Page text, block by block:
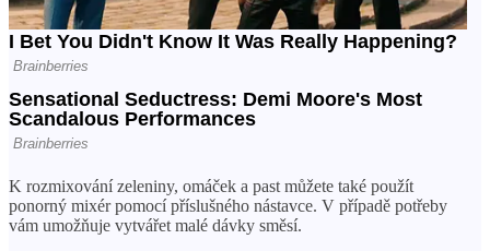
K rozmixování zeleniny, omáček a past můžete také použít
ponorný mixér pomocí příslušného nástavce. V případě potřeby
vám umožňuje vytvářet malé dávky směsí.